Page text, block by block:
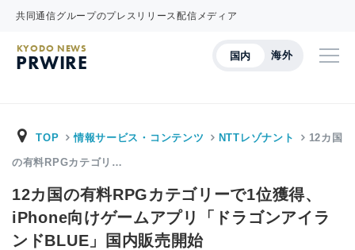
共同通信グループのプレスリリース配信メディア
国内 海外
KYODO NEWS
PRWIRE
TOP 情報サービス・コンテンツ NTTレゾナント 12カ国
の有料RPGカテゴリ…
12カ国の有料RPGカテゴリーで1位獲得、
iPhone向けゲームアプリ「ドラゴンアイラ
ンドBLUE」国内販売開始